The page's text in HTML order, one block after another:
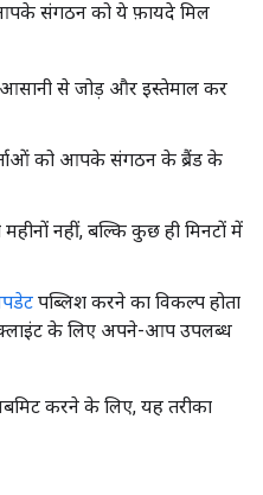
संगठन को ये फ़ायदे मिल
से जोड़ और इस्तेमाल कर
को आपके संगठन के ब्रैंड के
नहीं, बल्कि कुछ ही मिनटों में
पब्लिश करने का विकल्प होता
के लिए अपने-आप उपलब्ध
करने के लिए, यह तरीका